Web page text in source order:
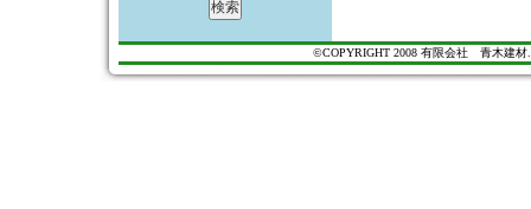
©COPYRIGHT 2008 有限会社 青木建材.